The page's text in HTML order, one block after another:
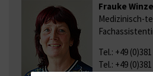
Frauke
Medizinisch-
Tel.: +49
Tel.: +49